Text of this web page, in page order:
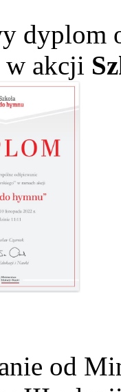
dyplom
w akcji
od